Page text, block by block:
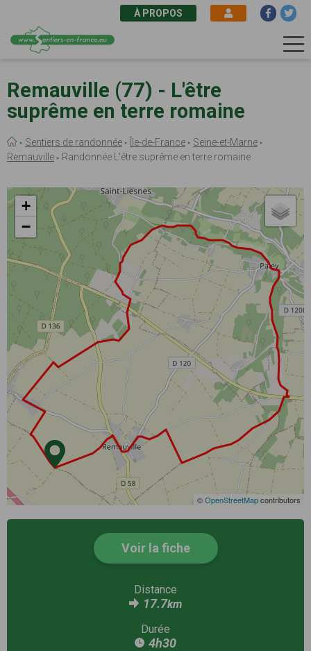
au
contenu
principal
À PROPOS
Remauville (77) - L'être
suprême en terre romaine
Fil
d'Ariane
Sentiers de randonnée Île-de-France
Seine-et-Marne
Remauville
Randonnée L'être suprême en terre romaine
+
−
©OpenStreetMapcontributors
Voir la fiche
Distance
17.7km
Durée
4h30